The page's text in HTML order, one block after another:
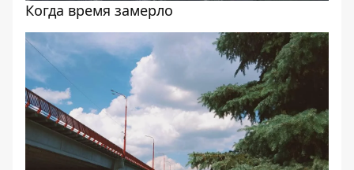
Когда время замерло